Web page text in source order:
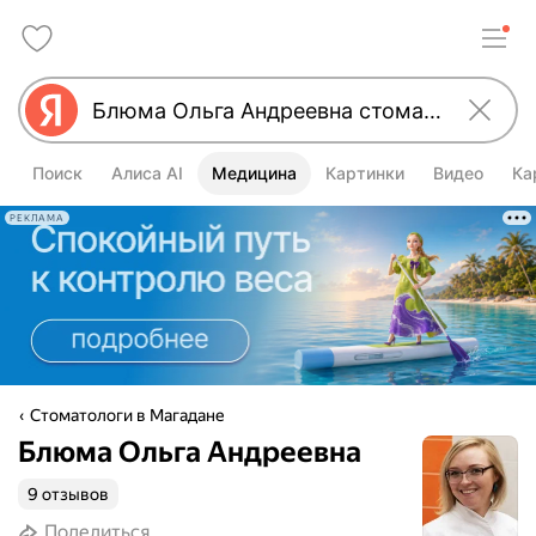
Поиск Алиса AI Медицина Картинки Видео
РЕКЛАМА
Стоматологи в Магадане
Блюма Ольга Андреевна
9 отзывов